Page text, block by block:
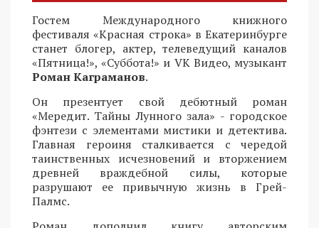
Гостем Международного книжного
фестиваля «Красная строка» в Екатеринбурге
станет блогер, актер, телеведущий каналов
«Пятница!», «Суббота!» и VK Видео, музыкант
Роман Каграманов.
Он презентует свой дебютный роман
«Мередит. Тайны Лунного зала» - городское
фэнтези с элементами мистики и детектива.
Главная героиня сталкивается с чередой
таинственных исчезновений и вторжением
древней враждебной силы, которые
разрушают ее привычную жизнь в Грей-
Палмс.